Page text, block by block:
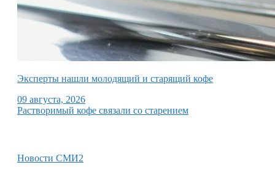
Эксперты нашли молодящий и старящий кофе
09 августа, 2026
Растворимый кофе связали со старением
Новости СМИ2